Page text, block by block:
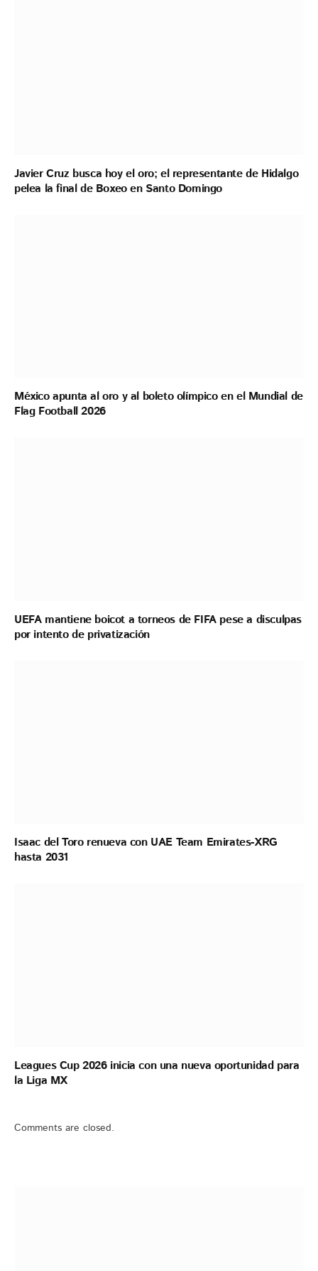
Javier Cruz busca hoy el oro; el representante de Hidalgo
pelea la final de Boxeo en Santo Domingo
México apunta al oro y al boleto olímpico en el Mundial de
Flag Football 2026
UEFA mantiene boicot a torneos de FIFA pese a disculpas
por intento de privatización
Isaac del Toro renueva con UAE Team Emirates-XRG
hasta 2031
Leagues Cup 2026 inicia con una nueva oportunidad para
la Liga MX
Comments are closed.